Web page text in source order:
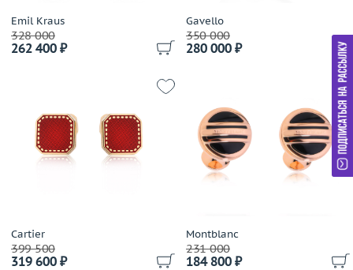
Emil Kraus
328 000
262 400 ₽
Gavello
350 000
280 000 ₽
Cartier
399 500
319 600 ₽
Montblanc
231 000
184 800 ₽